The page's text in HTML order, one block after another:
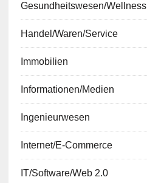
Gesundheitswesen/Wellness
Handel/Waren/Service
Immobilien
Informationen/Medien
Ingenieurwesen
Internet/E-Commerce
IT/Software/Web 2.0